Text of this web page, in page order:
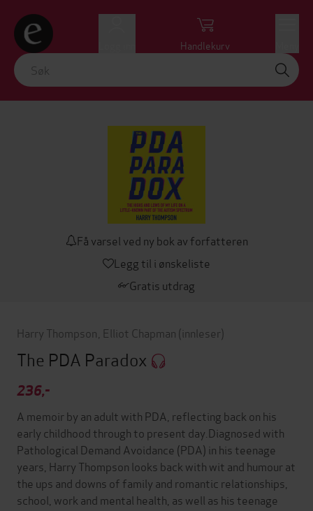
Handlekurv
Få varsel ved ny bok av forfatteren
Legg til i ønskeliste
Gratis utdrag
Harry Thompson Elliot Chapman (innleser)
The PDA Paradox
236,-
A memoir by an adult with PDA, reflecting back on his
early childhood through to present day.Diagnosed with
Pathological Demand Avoidance (PDA) in his teenage
years, Harry Thompson looks back with wit and humour at
the ups and downs of family and romantic relationships,
school, work and mental health, as well as his teenage